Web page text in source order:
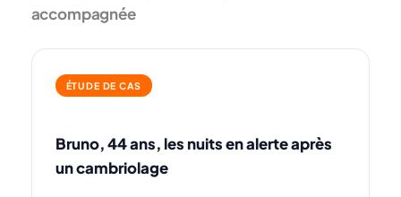
accompagnée
ÉTUDE DE CAS
Bruno, 44 ans, les nuits en alerte après
un cambriolage